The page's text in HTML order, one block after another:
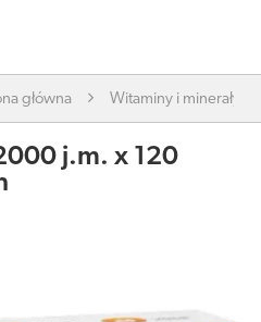
główna Witaminy i minerały
j.m. x 120